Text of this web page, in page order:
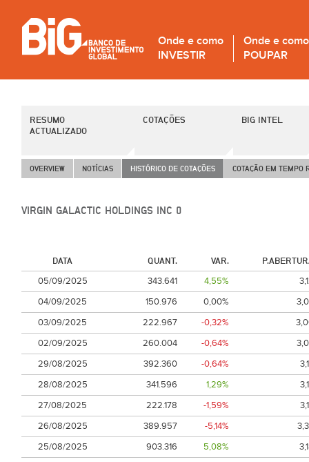
Onde e como
INVESTIR
Onde e como
POUPAR
RESUMO
ACTUALIZADO
COTAÇÕES BIG INTEL
OVERVIEW NOTÍCIAS HISTÓRICO DE COTAÇÕES COTAÇÃO EM TEMPO
VIRGIN GALACTIC HOLDINGS INC ()
DATA QUANT. VAR.
05/09/2025
343.641 4,55%
04/09/2025
150.976 0,00%
03/09/2025
222.967 -0,32%
02/09/2025
260.004 -0,64%
29/08/2025
392.360 -0,64%
28/08/2025
341.596 1,29%
27/08/2025
222.178 -1,59%
26/08/2025
389.957 -5,14%
25/08/2025
903.316 5,08%